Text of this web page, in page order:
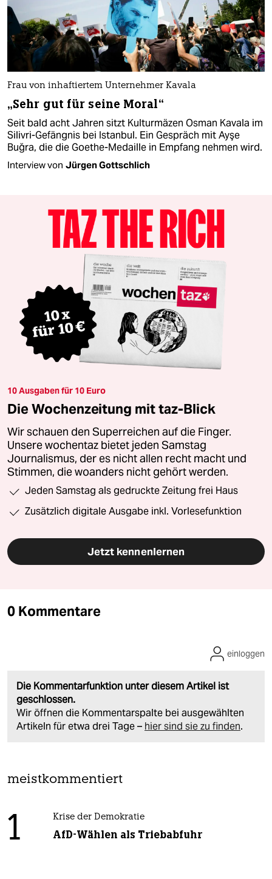
Frau von inhaftiertem Unternehmer Kavala
„Sehr gut für seine Moral“
Seit bald acht Jahren sitzt Kulturmäzen Osman Kavala im
Silivri-Gefängnis bei Istanbul. Ein Gespräch mit Ayşe
Buğra, die die Goethe-Medaille in Empfang nehmen wird.
Interview von Jürgen Gottschlich
10 Ausgaben für 10 Euro
Die Wochenzeitung mit taz-Blick
Wir schauen den Superreichen auf die Finger.
Unsere wochentaz bietet jeden Samstag
Journalismus, der es nicht allen recht macht und
Stimmen, die woanders nicht gehört werden.
Jeden Samstag als gedruckte Zeitung frei Haus
Zusätzlich digitale Ausgabe inkl. Vorlesefunktion
Jetzt kennenlernen
0 Kommentare
Die Kommentarfunktion unter diesem Artikel ist
geschlossen.
Wir öffnen die Kommentarspalte bei ausgewählten
Artikeln für etwa drei Tage – hier sind sie zu finden.
einloggen
meistkommentiert
1 Krise der Demokratie
AfD-Wählen als Triebabfuhr